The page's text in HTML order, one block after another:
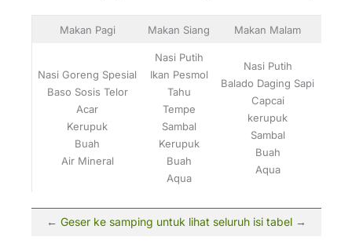
Makan Pagi Makan Siang Makan Malam
Nasi Goreng Spesial
Baso Sosis Telor
Acar
Kerupuk
Buah
Air Mineral
Nasi Putih
Ikan Pesmol
Tahu
Tempe
Sambal
Kerupuk
Buah
Aqua
Nasi Putih
Balado Daging Sapi
Capcai
kerupuk
Sambal
Buah
Aqua